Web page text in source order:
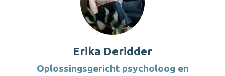
Erika Deridder
Oplossingsgericht psycholoog en